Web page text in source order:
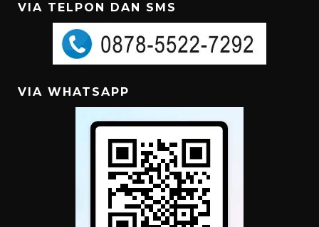
VIA TELPON DAN SMS
VIA WHATSAPP